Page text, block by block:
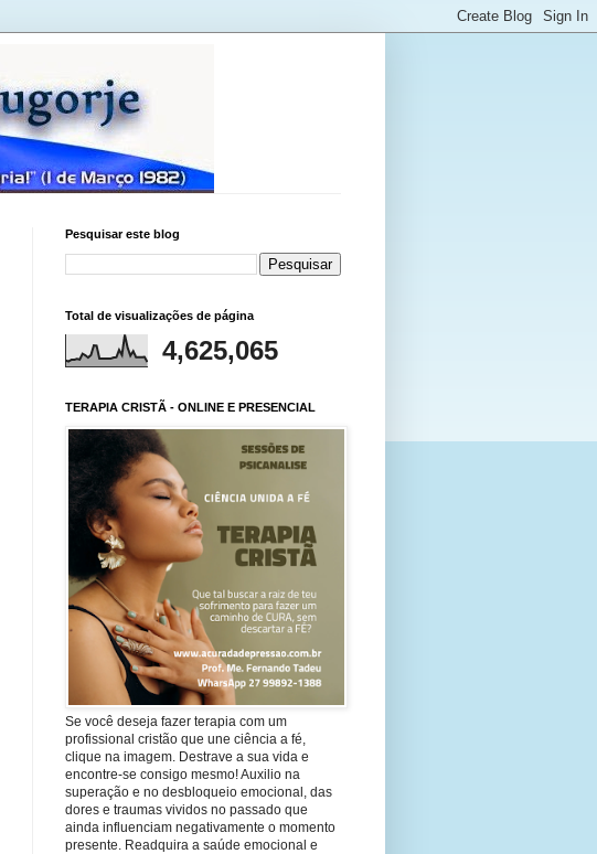
Pesquisar este blog
Total de visualizações de página
4,625,065
TERAPIA CRISTÃ - ONLINE E PRESENCIAL
Se você deseja fazer terapia com um
profissional cristão que une ciência a fé,
clique na imagem. Destrave a sua vida e
encontre-se consigo mesmo! Auxilio na
superação e no desbloqueio emocional, das
dores e traumas vividos no passado que
ainda influenciam negativamente o momento
presente. Readquira a saúde emocional e